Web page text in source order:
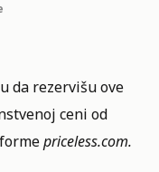
da rezervišu ove
ceni od
priceless.com.